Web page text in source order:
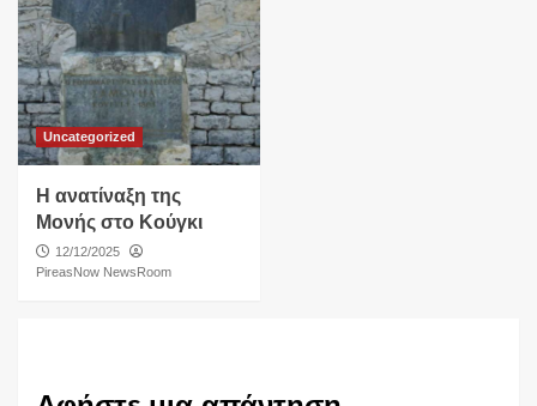
Uncategorized
Η ανατίναξη της
Μονής στο Κούγκι
12/12/2025
PireasNow NewsRoom